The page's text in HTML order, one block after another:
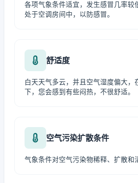
各项气象条件适宜，发生感冒几率较
处于空调房间中，以防感冒。
舒适度
白天天气多云，并且空气湿度偏大，
下，您会感到有些闷热，不很舒适。
空气污染扩散条件
气象条件对空气污染物稀释、扩散和